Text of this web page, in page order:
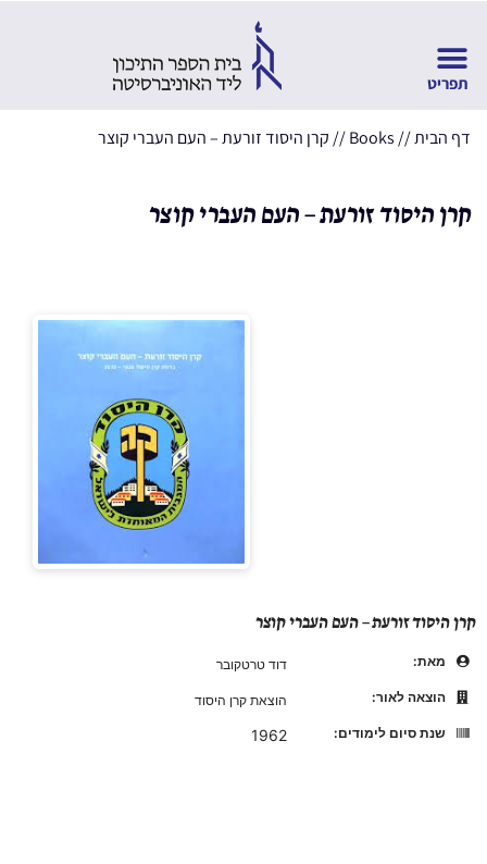
דף הבית//
Books
// קרן היסוד זורעת – העם העברי קוצר
קרן היסוד זורעת – העם העברי קוצר
קרן היסוד זורעת – העם העברי קוצר
מאת:
דוד טרטקובר
הוצאה לאור:
הוצאת קרן היסוד
שנת סיום לימודים:
1962